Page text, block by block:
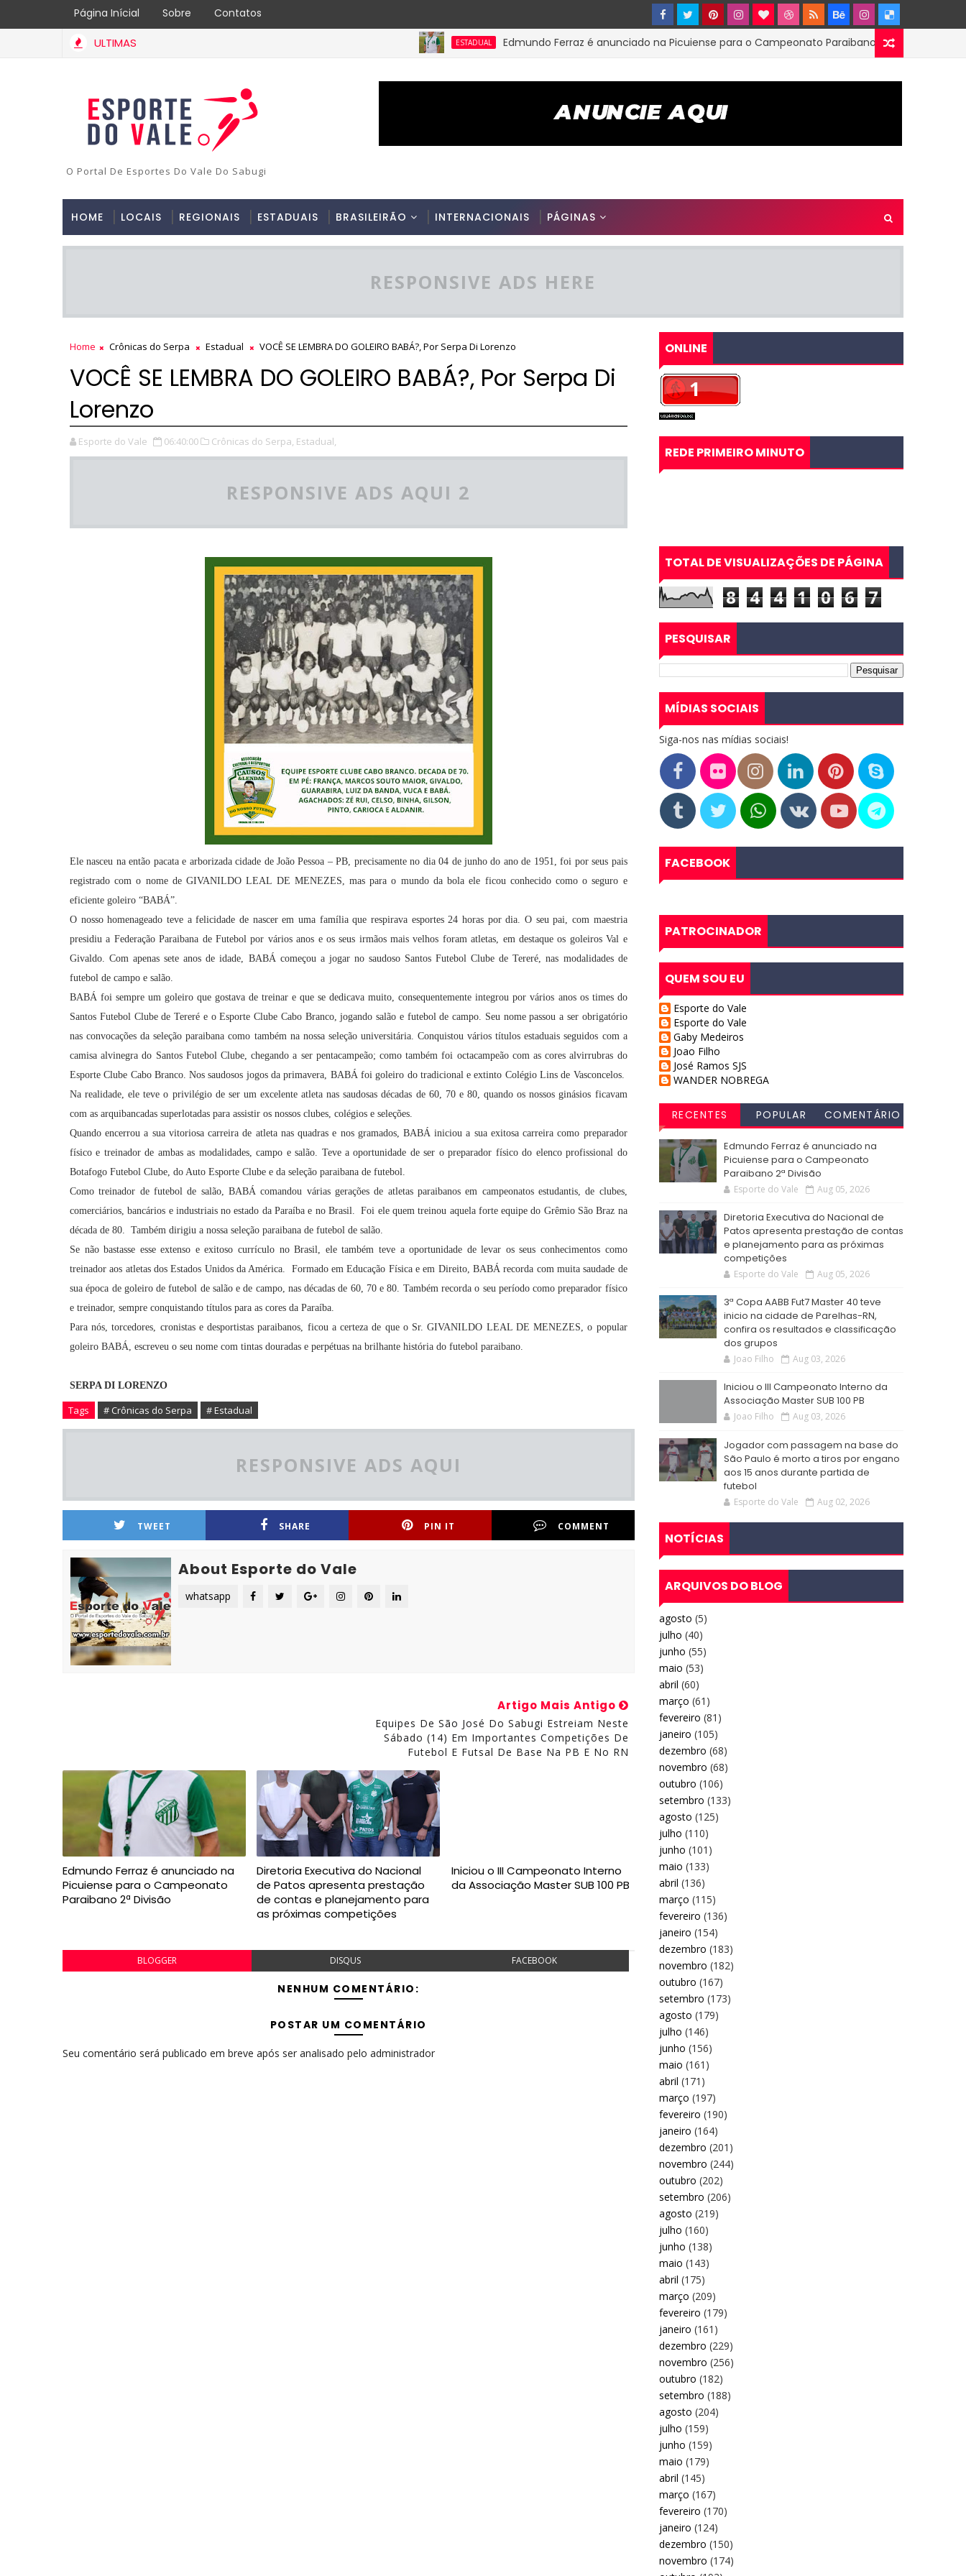
Página Inícial Sobre Contatos
ULTIMAS ESTADUAL Edmundo Ferraz é anunciado na Picuiense para o Campeonato Paraibano 2ª Divisão
O Portal De Esportes Do Vale Do Sabugi
HOME LOCAIS REGIONAIS ESTADUAIS BRASILEIRÃO INTERNACIONAIS PÁGINAS
RESPONSIVE ADS HERE
Home Crônicas do Serpa Estadual VOCÊ SE LEMBRA DO GOLEIRO BABÁ?, Por Serpa Di Lorenzo
VOCÊ SE LEMBRA DO GOLEIRO BABÁ?, Por Serpa Di
Lorenzo
Esporte do Vale 06:40:00 Crônicas do Serpa, Estadual,
RESPONSIVE ADS AQUI 2
Ele nasceu na então pacata e arborizada cidade de João Pessoa – PB, precisamente no dia 04 de junho do ano de 1951, foi por seus pais
registrado com o nome de GIVANILDO LEAL DE MENEZES, mas para o mundo da bola ele ficou conhecido como o seguro e
eficiente goleiro “BABÁ”.
O nosso homenageado teve a felicidade de nascer em uma família que respirava esportes 24 horas por dia. O seu pai, com maestria
presidiu a Federação Paraibana de Futebol por vários anos e os seus irmãos mais velhos foram atletas, em destaque os goleiros Val e
Givaldo. Com apenas sete anos de idade, BABÁ começou a jogar no saudoso Santos Futebol Clube de Tereré, nas modalidades de
futebol de campo e salão.
BABÁ foi sempre um goleiro que gostava de treinar e que se dedicava muito, consequentemente integrou por vários anos os times do
Santos Futebol Clube de Tereré e o Esporte Clube Cabo Branco, jogando salão e futebol de campo. Seu nome passou a ser obrigatório
nas convocações da seleção paraibana como também na nossa seleção universitária. Conquistou vários títulos estaduais seguidos com a
camisa alvinegra do Santos Futebol Clube, chegando a ser pentacampeão; como também foi octacampeão com as cores alvirrubras do
Esporte Clube Cabo Branco. Nos saudosos jogos da primavera, BABÁ foi goleiro do tradicional e extinto Colégio Lins de Vasconcelos.
Na realidade, ele teve o privilégio de ser um excelente atleta nas saudosas décadas de 60, 70 e 80, quando os nossos ginásios ficavam
com as arquibancadas superlotadas para assistir os nossos clubes, colégios e seleções.
Quando encerrou a sua vitoriosa carreira de atleta nas quadras e nos gramados, BABÁ iniciou a sua exitosa carreira como preparador
físico e treinador de ambas as modalidades, campo e salão. Teve a oportunidade de ser o preparador físico do elenco profissional do
Botafogo Futebol Clube, do Auto Esporte Clube e da seleção paraibana de futebol.
Como treinador de futebol de salão, BABÁ comandou várias gerações de atletas paraibanos em campeonatos estudantis, de clubes,
comerciários, bancários e industriais no estado da Paraíba e no Brasil. Foi ele quem treinou aquela forte equipe do Grêmio São Braz na
década de 80. Também dirigiu a nossa seleção paraibana de futebol de salão.
Se não bastasse esse extenso e exitoso currículo no Brasil, ele também teve a oportunidade de levar os seus conhecimentos como
treinador aos atletas dos Estados Unidos da América. Formado em Educação Física e em Direito, BABÁ recorda com muita saudade de
sua época de goleiro de futebol de salão e de campo, nas décadas de 60, 70 e 80. Também recorda o seu período como preparador físico
e treinador, sempre conquistando títulos para as cores da Paraíba.
Para nós, torcedores, cronistas e desportistas paraibanos, ficou a certeza de que o Sr. GIVANILDO LEAL DE MENEZES, o popular
goleiro BABÁ, escreveu o seu nome com tintas douradas e perpétuas na brilhante história do futebol paraibano.
SERPA DI LORENZO
Tags # Crônicas do Serpa # Estadual
RESPONSIVE ADS AQUI
TWEET SHARE PIN IT COMMENT
About Esporte do Vale
whatsapp
Artigo Mais Antigo
Equipes De São José Do Sabugi Estreiam Neste
Sábado (14) Em Importantes Competições De
Futebol E Futsal De Base Na PB E No RN
Edmundo Ferraz é anunciado na
Picuiense para o Campeonato
Paraibano 2ª Divisão
Diretoria Executiva do Nacional
de Patos apresenta prestação
de contas e planejamento para
as próximas competições
Iniciou o III Campeonato Interno
da Associação Master SUB 100 PB
BLOGGER DISQUS FACEBOOK
NENHUM COMENTÁRIO:
POSTAR UM COMENTÁRIO
Seu comentário será publicado em breve após ser analisado pelo administrador
ONLINE
REDE PRIMEIRO MINUTO
TOTAL DE VISUALIZAÇÕES DE PÁGINA
8 4 4 1 0 6 7
PESQUISAR
MÍDIAS SOCIAIS
Siga-nos nas mídias sociais!
FACEBOOK
PATROCINADOR
QUEM SOU EU
Esporte do Vale
Esporte do Vale
Gaby Medeiros
Joao Filho
José Ramos SJS
WANDER NOBREGA
RECENTES POPULAR
COMENTÁRIO
Edmundo Ferraz é anunciado na
Picuiense para o Campeonato
Paraibano 2ª Divisão
Esporte do Vale Aug 05, 2026
Diretoria Executiva do Nacional de
Patos apresenta prestação de contas
e planejamento para as próximas
competições
Esporte do Vale Aug 05, 2026
3ª Copa AABB Fut7 Master 40 teve
inicio na cidade de Parelhas-RN,
confira os resultados e classificação
dos grupos
Joao Filho Aug 03, 2026
Iniciou o III Campeonato Interno da
Associação Master SUB 100 PB
Joao Filho Aug 03, 2026
Jogador com passagem na base do
São Paulo é morto a tiros por engano
aos 15 anos durante partida de
futebol
Esporte do Vale Aug 02, 2026
NOTÍCIAS
ARQUIVOS DO BLOG
agosto (5)
julho (40)
junho (55)
maio (53)
abril (60)
março (61)
fevereiro (81)
janeiro (105)
dezembro (68)
novembro (68)
outubro (106)
setembro (133)
agosto (125)
julho (110)
junho (101)
maio (133)
abril (136)
março (115)
fevereiro (136)
janeiro (154)
dezembro (183)
novembro (182)
outubro (167)
setembro (173)
agosto (179)
julho (146)
junho (156)
maio (161)
abril (171)
março (197)
fevereiro (190)
janeiro (164)
dezembro (201)
novembro (244)
outubro (202)
setembro (206)
agosto (219)
julho (160)
junho (138)
maio (143)
abril (175)
março (209)
fevereiro (179)
janeiro (161)
dezembro (229)
novembro (256)
outubro (182)
setembro (188)
agosto (204)
julho (159)
junho (159)
maio (179)
abril (145)
março (167)
fevereiro (170)
janeiro (124)
dezembro (150)
novembro (174)